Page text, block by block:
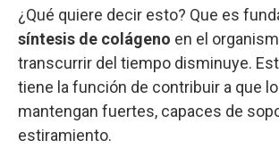
¿Qué quiere decir esto? Que es
síntesis de colágeno en el
transcurrir del tiempo disminuye.
tiene la función de contribuir a que
mantengan fuertes, capaces de
estiramiento.